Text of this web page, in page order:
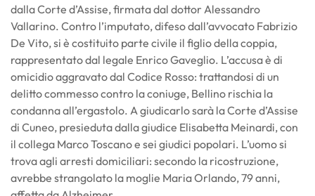
dalla Corte d’Assise, firmata dal dottor Alessandro
Vallarino. Contro l’imputato, difeso dall’avvocato Fabrizio
De Vito, si è costituito parte civile il figlio della coppia,
rappresentato dal legale Enrico Gaveglio. L’accusa è di
omicidio aggravato dal Codice Rosso: trattandosi di un
delitto commesso contro la coniuge, Bellino rischia la
condanna all’ergastolo. A giudicarlo sarà la Corte d’Assise
di Cuneo, presieduta dalla giudice Elisabetta Meinardi, con
il collega Marco Toscano e sei giudici popolari. L’uomo si
trova agli arresti domiciliari: secondo la ricostruzione,
avrebbe strangolato la moglie Maria Orlando, 79 anni,